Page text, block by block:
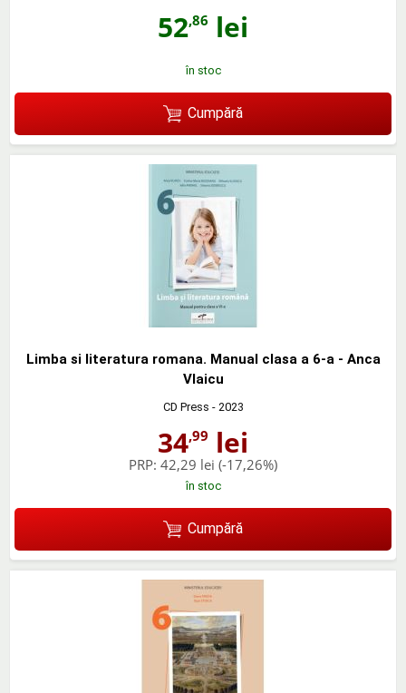
52,86 lei
în stoc
Cumpără
Limba si literatura romana. Manual clasa a 6-a - Anca
Vlaicu
CD Press - 2023
34,99 lei
PRP: 42,29 lei (-17,26%)
în stoc
Cumpără